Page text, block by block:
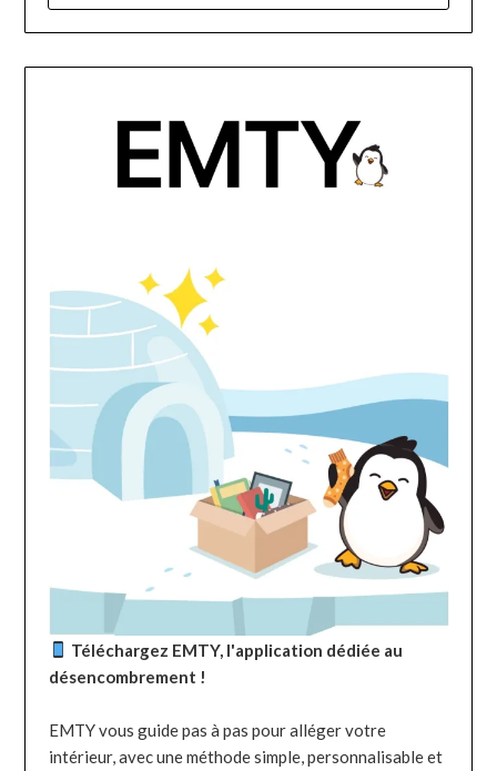
Téléchargez EMTY, l'application dédiée au
désencombrement !
EMTY vous guide pas à pas pour alléger votre
intérieur, avec une méthode simple, personnalisable et